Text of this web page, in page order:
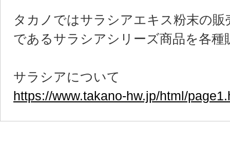
タカノではサラシアエキス粉末の販
であるサラシアシリーズ商品を各種
サラシアについて
https://www.takano-hw.jp/html/